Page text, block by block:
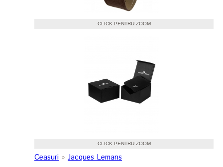
CLICK PENTRU ZOOM
CLICK PENTRU ZOOM
Ceasuri » Jacques Lemans